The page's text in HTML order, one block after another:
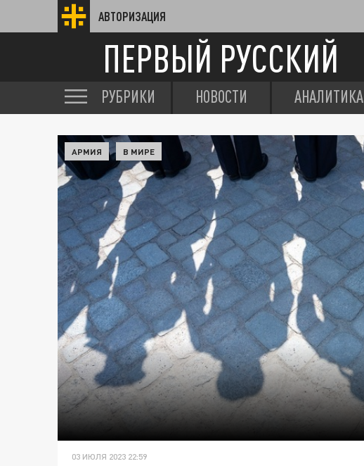
АВТОРИЗАЦИЯ
ПЕРВЫЙ РУССКИЙ
РУБРИКИ НОВОСТИ АНАЛИТИКА
АРМИЯ В МИРЕ
03 ИЮЛЯ 2023 22:59